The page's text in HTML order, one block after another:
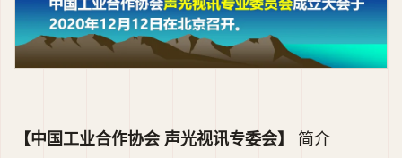
【中国工业合作协会 声光视讯专委会】 简介